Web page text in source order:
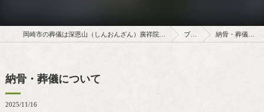
岡崎市の葬儀は深恩山（しんおんざん）廣祥院（こうしょういん） ブログ 納骨・葬儀について
納骨・葬儀について
2025/11/16